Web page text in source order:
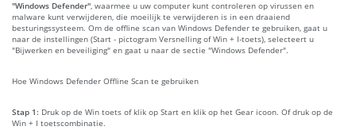
"Windows Defender" , waarmee u uw computer kunt controleren op virussen en
malware kunt verwijderen, die moeilijk te verwijderen is in een draaiend
besturingssysteem. Om de offline scan van Windows Defender te gebruiken, gaat u
naar de instellingen (Start - pictogram Versnelling of Win + I-toets), selecteert u
"Bijwerken en beveiliging" en gaat u naar de sectie "Windows Defender".
Hoe Windows Defender Offline Scan te gebruiken
Stap 1: Druk op de Win toets of klik op Start en klik op het Gear icoon. Of druk op de
Win + I toetscombinatie.